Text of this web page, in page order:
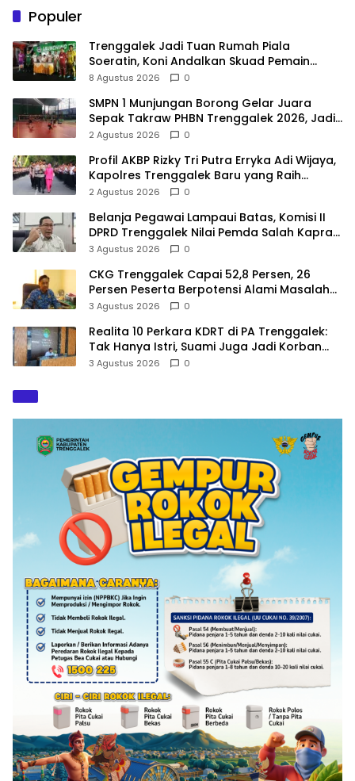
Populer
Trenggalek Jadi Tuan Rumah Piala
Soeratin, Koni Andalkan Skuad Pemain
Lokal U-17
8 Agustus 2026 0
SMPN 1 Munjungan Borong Gelar Juara
Sepak Takraw PHBN Trenggalek 2026, Jadi
Modal Menuju POPDA Jatim
2 Agustus 2026 0
Profil AKBP Rizky Tri Putra Erryka Adi Wijaya,
Kapolres Trenggalek Baru yang Raih
Hattrick Pin Emas Kapolri
2 Agustus 2026 0
Belanja Pegawai Lampaui Batas, Komisi II
DPRD Trenggalek Nilai Pemda Salah Kaprah
dalam Perencanaan
3 Agustus 2026 0
CKG Trenggalek Capai 52,8 Persen, 26
Persen Peserta Berpotensi Alami Masalah
Kejiwaan
3 Agustus 2026 0
Realita 10 Perkara KDRT di PA Trenggalek:
Tak Hanya Istri, Suami Juga Jadi Korban
Kekerasan
3 Agustus 2026 0